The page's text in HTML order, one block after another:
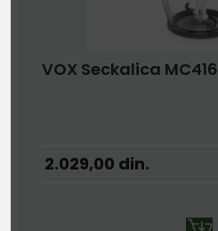
VOX Seckalica MC416
2.029,00 din.